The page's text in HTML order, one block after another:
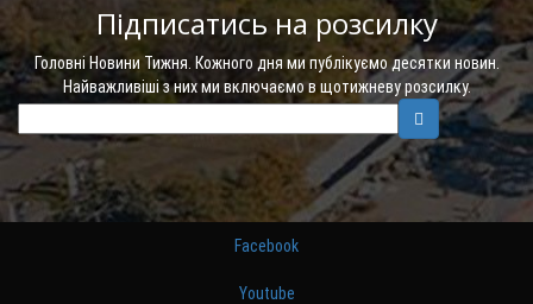
Підписатись на розсилку
Головні Новини Тижня. Кожного дня ми публікуємо десятки новин.
Найважливіші з них ми включаємо в щотижневу розсилку.
Facebook
Youtube